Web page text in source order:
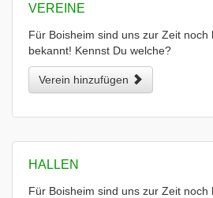
VEREINE
Für Boisheim sind uns zur Zeit noch
bekannt! Kennst Du welche?
Verein hinzufügen
HALLEN
Für Boisheim sind uns zur Zeit noch